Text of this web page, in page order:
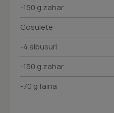
-150 g zahar
Cosulete:
-4 albusuri
-150 g zahar
-70 g faina